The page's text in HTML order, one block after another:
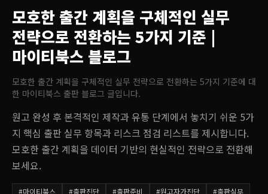
모호한 출간 계획을 구체적인 실무
전략으로 전환하는 5가지 기준 |
마이티북스 블로그
모호한 출간 계획을 구체적인 실무 전략으로 전환하는 5가지 기준에 대
한 마이티북스 출판 블로그 글입니다.
원고 완성 후 본격적인 제작과 유통 단계에서 놓치기 쉬운 5가
지 핵심 출판 실무 항목과 리스크 점검 리스트를 제시합니다.
모호한 출간 계획을 데이터 기반의 현실적인 전략으로 전환해
보세요.
#마이티북스 #출판진단 #출판준비 #원고자가진단 #출판실무